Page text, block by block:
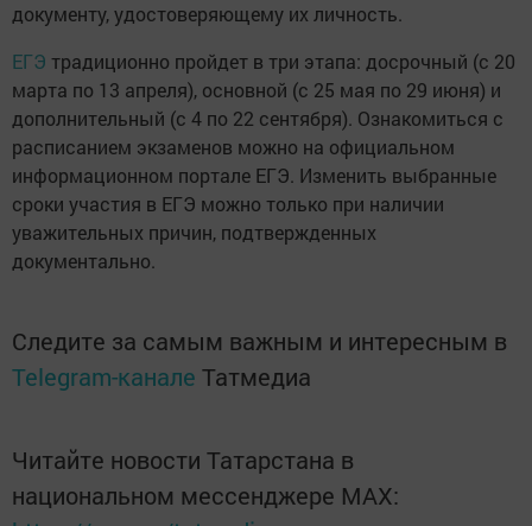
документу, удостоверяющему их личность.
ЕГЭ традиционно пройдет в три этапа: досрочный (с 20
марта по 13 апреля), основной (с 25 мая по 29 июня) и
дополнительный (с 4 по 22 сентября). Ознакомиться с
расписанием экзаменов можно на официальном
информационном портале ЕГЭ. Изменить выбранные
сроки участия в ЕГЭ можно только при наличии
уважительных причин, подтвержденных
документально.
Следите за самым важным и интересным в
Telegram-канале Татмедиа
Читайте новости Татарстана в
национальном мессенджере MАХ: